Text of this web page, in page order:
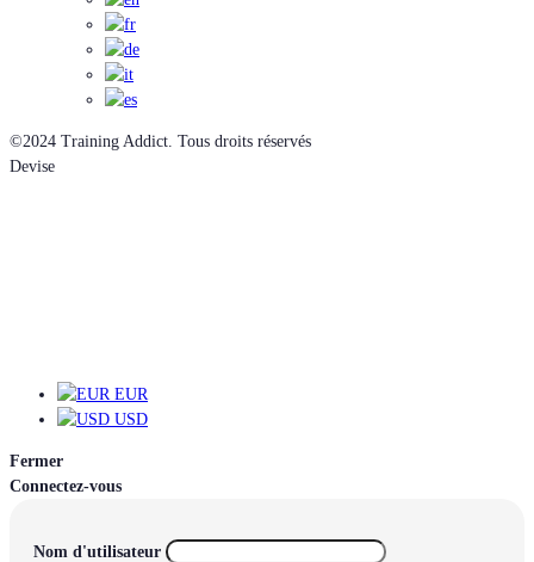
©2024 Training Addict. Tous droits réservés
Devise
EUR
USD
Fermer
Connectez-vous
Nom d'utilisateur